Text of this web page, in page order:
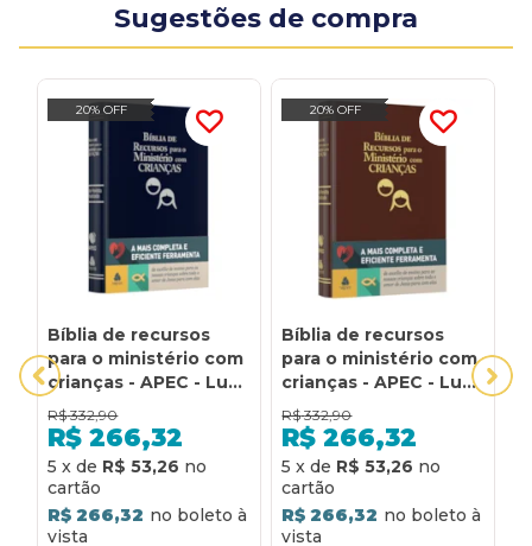
Sugestões de compra
20% OFF
Bíblia de recursos
para o ministério com
crianças - APEC - Luxo
PU Azul: ferramenta
de auxílio de ensino
para as nossas
crianças sobre todo o
amor de Jesus para
com elas
R$ 332,90
R$ 266,32
5 x de R$ 53,26
R$ 266,32
20% OFF
Bíblia de recursos
para o ministério com
crianças - APEC - Luxo
PU marrom:
ferramenta de auxílio
de ensino para as
nossas crianças sobre
todo o amor de Jesus
para com elas
R$ 332,90
R$ 266,32
5 x de R$ 53,26
R$ 266,32